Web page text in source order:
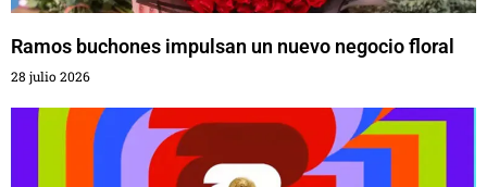
Ramos buchones impulsan un nuevo negocio floral
28 julio 2026